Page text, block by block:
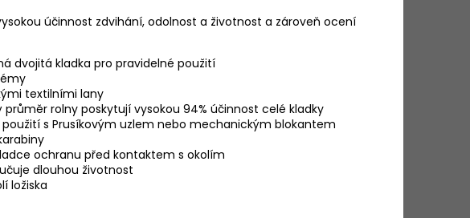
účinnost zdvihání, odolnost a životnost a zároveň ocení
dvojitá kladka pro pravidelné použití
textilními lany
průměr rolny poskytují vysokou 94% účinnost celé kladky
s Prusíkovým uzlem nebo mechanickým blokantem
ochranu před kontaktem s okolím
dlouhou životnost
ložiska